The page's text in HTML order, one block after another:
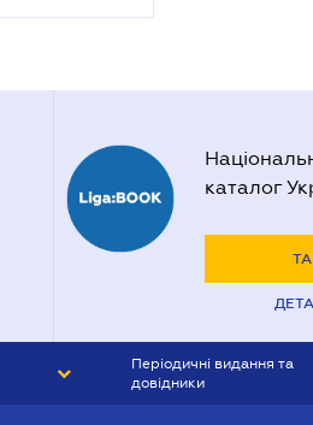
каталог
Періодичні видання та
довідники